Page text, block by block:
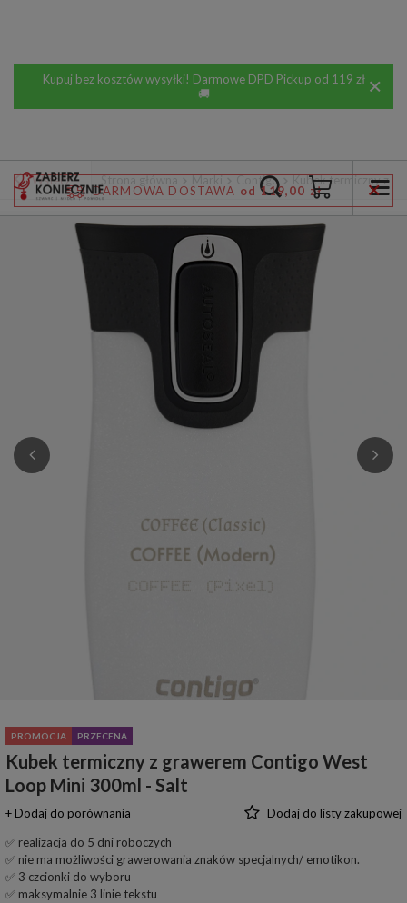
Kupuj bez kosztów wysyłki! Darmowe DPD Pickup od 119 zł
🚚
DARMOWA DOSTAWA od 119,00 zł
Wstecz Strona główna Marki Contigo Kubek termiczny z
PROMOCJA PRZECENA
Kubek termiczny z grawerem Contigo West
Loop Mini 300ml - Salt
+ Dodaj do porównania
Dodaj do listy zakupowej
✅ realizacja do 5 dni roboczych
✅ nie ma możliwości grawerowania znaków specjalnych/ emotikon.
✅ 3 czcionki do wyboru
✅ maksymalnie 3 linie tekstu